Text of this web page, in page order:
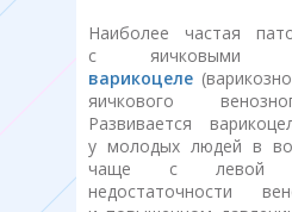
Наиболее частая
с яичковыми
варикоцеле
яичкового
Развивается
у молодых людей в
чаще с левой
недостаточности